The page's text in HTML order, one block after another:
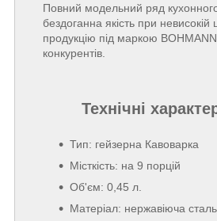
Повний модельний ряд
бездоганна якість при невисокій
продукцію під маркою
конкурентів.
Технічні
Тип: гейзерна Кавоварка
Місткість: на 9 порцій
Об'єм: 0,45 л.
Матеріал: нержавіюча сталь